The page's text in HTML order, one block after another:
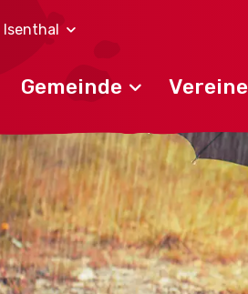
Isenthal
Gemeinde Vereine